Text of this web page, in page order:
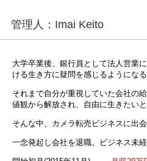
管理人：Imai Keito
大学卒業後、銀行員として法人営業
ける生き方に疑問を感じるようになる
それまで自分が重視していた会社の
値観から解放され、自由に生きたいと
そんな中、カメラ転売ビジネスに出会
一念発起し会社を退職。ビジネス未